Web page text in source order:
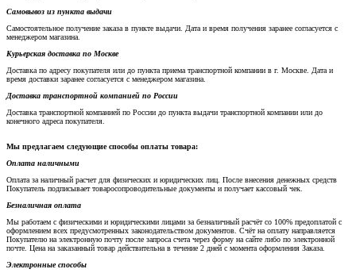
Самовывоз из пункта выдачи
Самостоятельное получение заказа в пункте выдачи. Дата и время получения заранее согласуется с
менеджером магазина.
Курьерская доставка по Москве
Доставка по адресу покупателя или до пункта приема транспортной компании в г. Москве. Дата и
время доставки заранее согласуется с менеджером магазина.
Доставка транспортной компанией по России
Доставка транспортной компанией по России до пункта выдачи транспортной компании или до
конечного адреса покупателя.
Мы предлагаем следующие способы оплаты товара:
Оплата наличными
Оплата за наличный расчет для физических и юридических лиц. После внесения денежных средств
Покупатель подписывает товаросопроводительные документы и получает кассовый чек.
Безналичная оплата
Мы работаем с физическими и юридическими лицами за безналичный расчёт со 100% предоплатой с
оформлением всех предусмотренных законодательством документов. Счёт на оплату направляется
Покупателю на электронную почту после запроса счета через форму на сайте либо по электронной
почте. Цена на заказанный товар действительна в течение 2 дней с момента оформления Заказа.
Электронные способы